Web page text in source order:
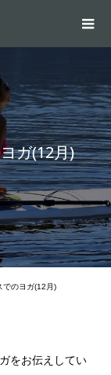
ガ(12月)
でのヨガ(12月)
をお伝えしてい